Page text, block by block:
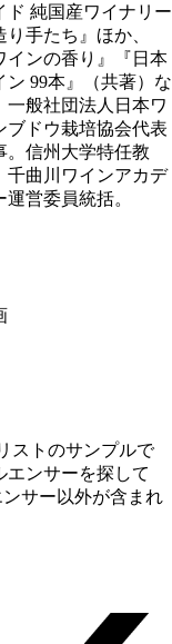
ド 純国産ワイナリー
り手たち』ほか、
インの香り』『日本
ン 99本』（共著）な
一般社団法人日本ワ
ブドウ栽培協会代表
。信州大学特任教
千曲川ワインアカデ
運営委員統括。
ストのサンプルで
エンサーを探して
サー以外が含まれ